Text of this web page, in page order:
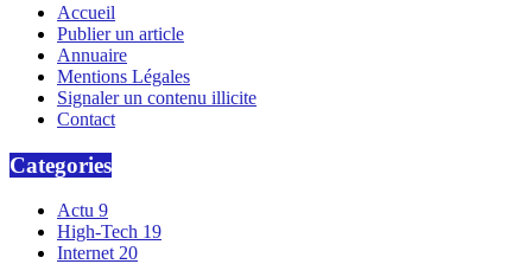
Accueil
Publier un article
Annuaire
Mentions Légales
Signaler un contenu illicite
Contact
Categories
Actu 9
High-Tech 19
Internet 20